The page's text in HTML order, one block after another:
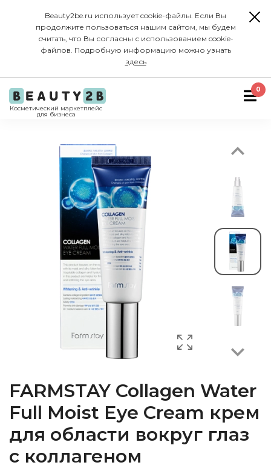
Beauty2be.ru использует cookie-файлы. Если Вы
продолжите пользоваться нашим сайтом, мы будем
считать, что Вы согласны с использованием cookie-
файлов. Подробную информацию можно узнать
здесь
Косметический маркетплейс
для бизнеса
0
Previous
Next
FARMSTAY Collagen Water
Full Moist Eye Cream крем
для области вокруг глаз
с коллагеном